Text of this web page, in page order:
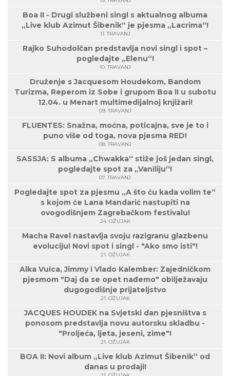
Boa II - Drugi službeni singl s aktualnog albuma
„Live klub Azimut Šibenik“ je pjesma „Lacrima“!
11. TRAVANJ
Rajko Suhodolčan predstavlja novi singl i spot –
pogledajte „Elenu“!
10. TRAVANJ
Druženje s Jacquesom Houdekom, Bandom
Turizma, Reperom iz Sobe i grupom Boa II u subotu
12.04. u Menart multimedijalnoj knjižari!
09. TRAVANJ
FLUENTES: Snažna, moćna, poticajna, sve je to i
puno više od toga, nova pjesma RED!
08. TRAVANJ
SASSJA: S albuma „Chwakka“ stiže još jedan singl,
pogledajte spot za „Vaniliju“!
07. TRAVANJ
Pogledajte spot za pjesmu „A što ću kada volim te“
s kojom će Lana Mandarić nastupiti na
ovogodišnjem Zagrebačkom festivalu!
24. OŽUJAK
Macha Ravel nastavlja svoju razigranu glazbenu
evoluciju! Novi spot i singl - "Ako smo isti"!
21. OŽUJAK
Alka Vuica, Jimmy i Vlado Kalember: Zajedničkom
pjesmom "Daj da se opet nađemo" obilježavaju
dugogodišnje prijateljstvo
21. OŽUJAK
JACQUES HOUDEK na Svjetski dan pjesništva s
ponosom predstavlja novu autorsku skladbu -
"Proljeća, ljeta, jeseni, zime"!
21. OŽUJAK
BOA II: Novi album „Live klub Azimut Šibenik“ od
danas u prodaji!